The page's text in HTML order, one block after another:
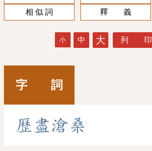
相 似 詞
釋 義
小 中 大 列 印
字 詞
歷 盡滄桑